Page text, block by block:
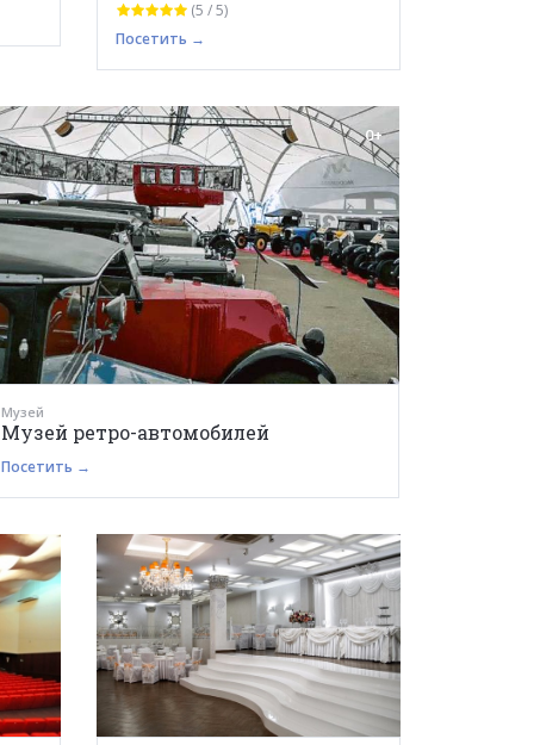
(5 / 5)
Посетить →
0+
Музей
Музей ретро-автомобилей
Посетить →